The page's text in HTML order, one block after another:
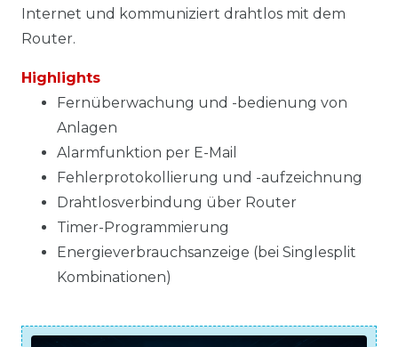
Internet und kommuniziert drahtlos mit dem
Router.
Highlights
Fernüberwachung und -bedienung von
Anlagen
Alarmfunktion per E-Mail
Fehlerprotokollierung und -aufzeichnung
Drahtlosverbindung über Router
Timer-Programmierung
Energieverbrauchsanzeige (bei Singlesplit
Kombinationen)